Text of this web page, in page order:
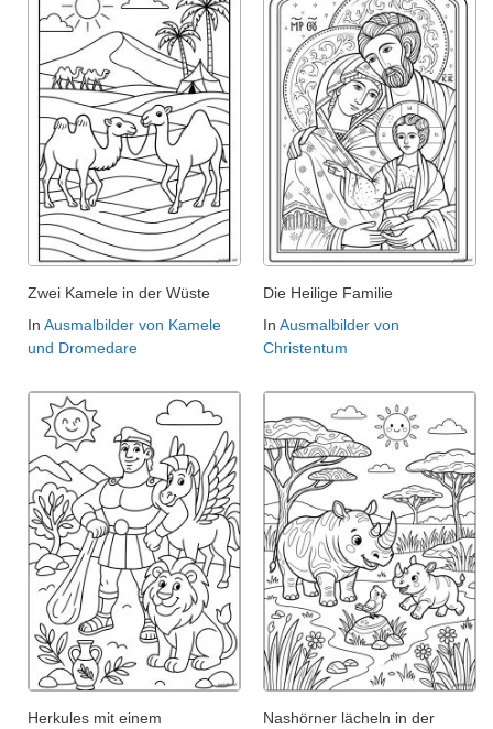
Zwei Kamele in der Wüste
In Ausmalbilder von Kamele
und Dromedare
Die Heilige Familie
In Ausmalbilder von
Christentum
Herkules mit einem
Nashörner lächeln in der